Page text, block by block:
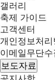
갤러리
축제 가이드
고객센터
개인정보처리
이메일무단수
보도자료